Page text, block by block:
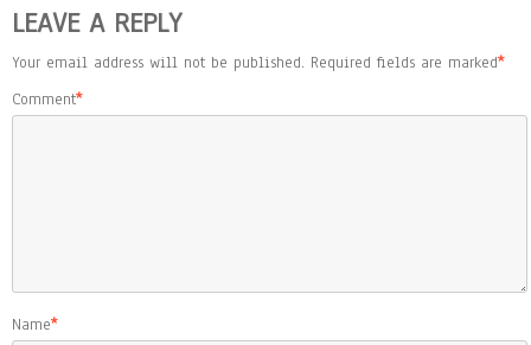
LEAVE A REPLY
Your email address will not be published. Required fields are marked*
Comment*
Name*